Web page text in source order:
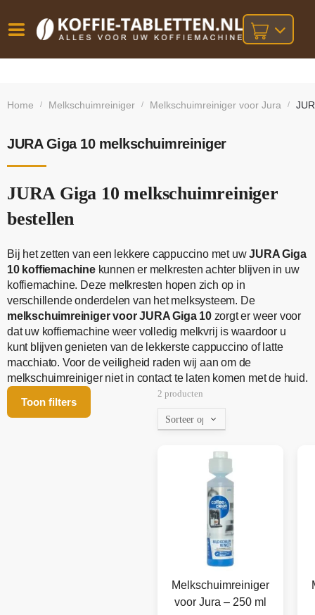
besteld,
bij orders
Home / Melkschuimreiniger / Melkschuimreiniger voor Jura /
JURA Giga 10 melkschuimreiniger
JURA Giga 10 melkschuimreiniger
bestellen
Bij het zetten van een lekkere cappuccino met uwJURA Giga
10 koffiemachinekunnen er melkresten achter blijven in uw
koffiemachine. Deze melkresten hopen zich op in
verschillende onderdelen van het melksysteem. De
melkschuimreiniger voor JURA Giga 10zorgt er weer voor
dat uw koffiemachine weer volledig melkvrij is waardoor u
kunt blijven genieten van de lekkerste cappuccino of latte
macchiato. Voor de veiligheid raden wij aan om de
melkschuimreiniger niet in contact te laten komen met de huid.
Toon filters
2 producten
Melkschuimreiniger
voor Jura – 250 ml